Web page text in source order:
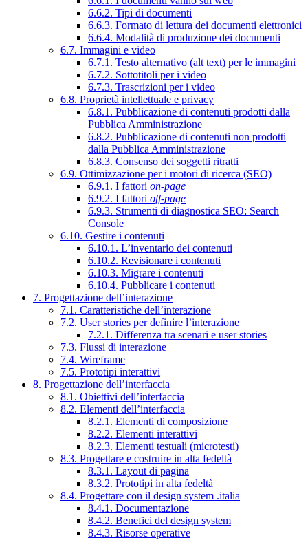
6.6.2. Tipi di documenti
6.6.3. Formato di lettura dei documenti elettronici
6.6.4. Modalità di produzione dei documenti
6.7. Immagini e video
6.7.1. Testo alternativo (alt text) per le immagini
6.7.2. Sottotitoli per i video
6.7.3. Trascrizioni per i video
6.8. Proprietà intellettuale e privacy
6.8.1. Pubblicazione di contenuti prodotti dalla
Pubblica Amministrazione
6.8.2. Pubblicazione di contenuti non prodotti
dalla Pubblica Amministrazione
6.8.3. Consenso dei soggetti ritratti
6.9. Ottimizzazione per i motori di ricerca (SEO)
6.9.1. I fattori on-page
6.9.2. I fattori off-page
6.9.3. Strumenti di diagnostica SEO: Search
Console
6.10. Gestire i contenuti
6.10.1. L’inventario dei contenuti
6.10.2. Revisionare i contenuti
6.10.3. Migrare i contenuti
6.10.4. Pubblicare i contenuti
7. Progettazione dell’interazione
7.1. Caratteristiche dell’interazione
7.2. User stories per definire l’interazione
7.2.1. Differenza tra scenari e user stories
7.3. Flussi di interazione
7.4. Wireframe
7.5. Prototipi interattivi
8. Progettazione dell’interfaccia
8.1. Obiettivi dell’interfaccia
8.2. Elementi dell’interfaccia
8.2.1. Elementi di composizione
8.2.2. Elementi interattivi
8.2.3. Elementi testuali (microtesti)
8.3. Progettare e costruire in alta fedeltà
8.3.1. Layout di pagina
8.3.2. Prototipi in alta fedeltà
8.4. Progettare con il design system .italia
8.4.1. Documentazione
8.4.2. Benefici del design system
8.4.3. Risorse operative